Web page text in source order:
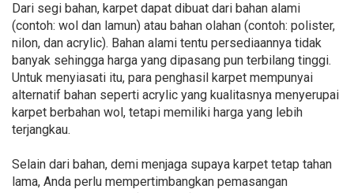
Dari segi bahan, karpet dapat dibuat dari bahan alami
(contoh: wol dan lamun) atau bahan olahan (contoh: polister,
nilon, dan acrylic). Bahan alami tentu persediaannya tidak
banyak sehingga harga yang dipasang pun terbilang tinggi.
Untuk menyiasati itu, para penghasil karpet mempunyai
alternatif bahan seperti acrylic yang kualitasnya menyerupai
karpet berbahan wol, tetapi memiliki harga yang lebih
terjangkau.
Selain dari bahan, demi menjaga supaya karpet tetap tahan
lama, Anda perlu mempertimbangkan pemasangan